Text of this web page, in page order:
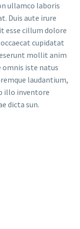
ullamco laboris
Duis aute irure
esse cillum dolore
cupidatat
mollit anim
omnis iste natus
laudantium,
illo inventore
dicta sun.